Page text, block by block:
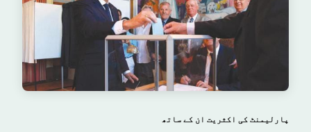
پارلیمنٹ کی اکثریت ان کے ساتھ